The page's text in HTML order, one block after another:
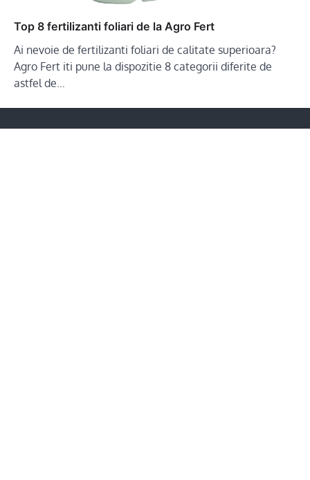
Top 8 fertilizanti foliari de la Agro Fert
Ai nevoie de fertilizanti foliari de calitate superioara?
Agro Fert iti pune la dispozitie 8 categorii diferite de
astfel de…